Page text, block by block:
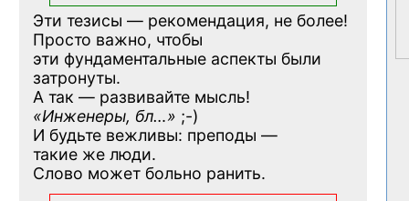
Эти тезисы — рекомендация, не более!
Просто важно, чтобы
эти фундаментальные аспекты были
затронуты.
А так — развивайте мысль!
«Инженеры, бл…» ;-)
И будьте вежливы: преподы —
такие же люди.
Слово может больно ранить.